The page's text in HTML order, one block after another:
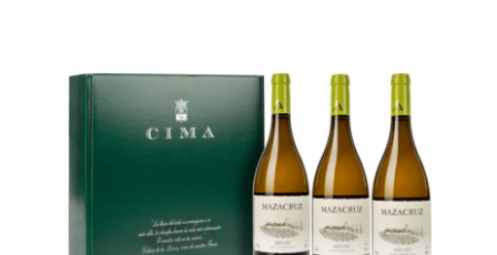
Hablan de nosotros
Blog
Español